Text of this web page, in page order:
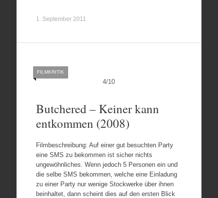
1. September 2011
4/10
FILMKRITIK
Butchered – Keiner kann
entkommen (2008)
Filmbeschreibung: Auf einer gut besuchten Party
eine SMS zu bekommen ist sicher nichts
ungewöhnliches. Wenn jedoch 5 Personen ein und
die selbe SMS bekommen, welche eine Einladung
zu einer Party nur wenige Stockwerke über ihnen
beinhaltet, dann scheint dies auf den ersten Blick